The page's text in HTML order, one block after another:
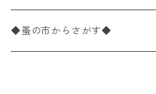
ペーパーリネンナプキン
パック売り
バラ売り
33cm（ラウンド）
海・魚柄
カクテルサイズ
ランチサイズ
ドイツ製 Paperproducts Design
デコパージュ下地
シリコンモールド
◆蚤の市からさがす◆